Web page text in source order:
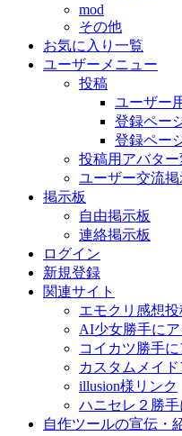
mod
その他
お気に入り一覧
ユーザーメニュー
投稿
ユーザー
登録ペー
登録ペー
投稿用アバター
ユーザー交流
掲示板
自由掲示板
連絡掲示板
ログイン
新規登録
関連サイト
エモクリ感想
AI少女勝手に
コイカツ勝手
カスタムメイ
illusion様リンク
ハニセレ２勝
自作ツールの宣伝・